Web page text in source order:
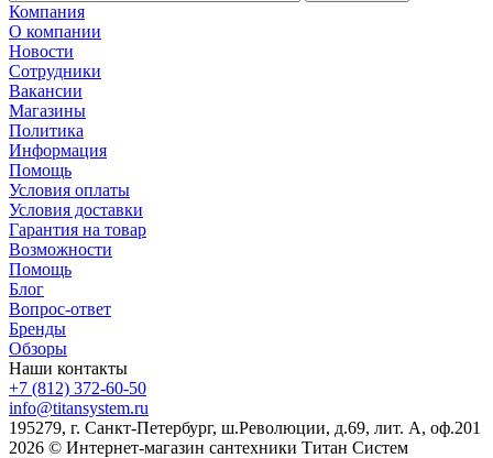
Компания
О компании
Новости
Сотрудники
Вакансии
Магазины
Политика
Информация
Помощь
Условия оплаты
Условия доставки
Гарантия на товар
Возможности
Помощь
Блог
Вопрос-ответ
Бренды
Обзоры
Наши контакты
+7 (812) 372-60-50
info@titansystem.ru
195279, г. Санкт-Петербург, ш.Революции, д.69, лит. А, оф.201
2026 © Интернет-магазин сантехники Титан Систем